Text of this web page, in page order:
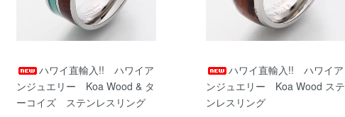
ハワイ直輸入!! ハワイア
ンジュエリー Koa Wood & タ
ーコイズ ステンレスリング
ハワイ直輸入!! ハワイア
ンジュエリー Koa Wood ステ
ンレスリング